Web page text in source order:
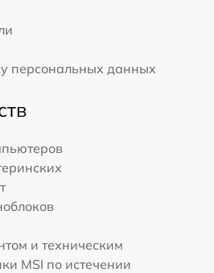
персональных данных
и техническим
MSI по истечении